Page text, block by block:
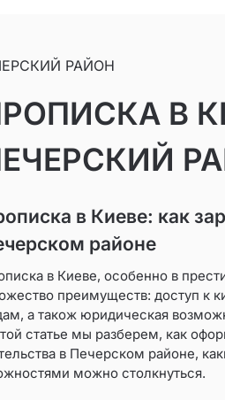
РАЙОН
В
в Киеве: как
районе
в Киеве, особенно в
преимуществ: доступ к
а також юридическая
статье мы разберем, как
в Печерском районе,
можно столкнуться.